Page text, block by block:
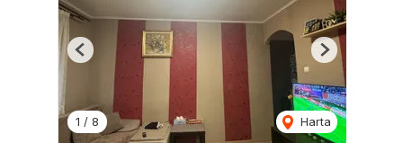
1 / 8 Harta
Previous Next